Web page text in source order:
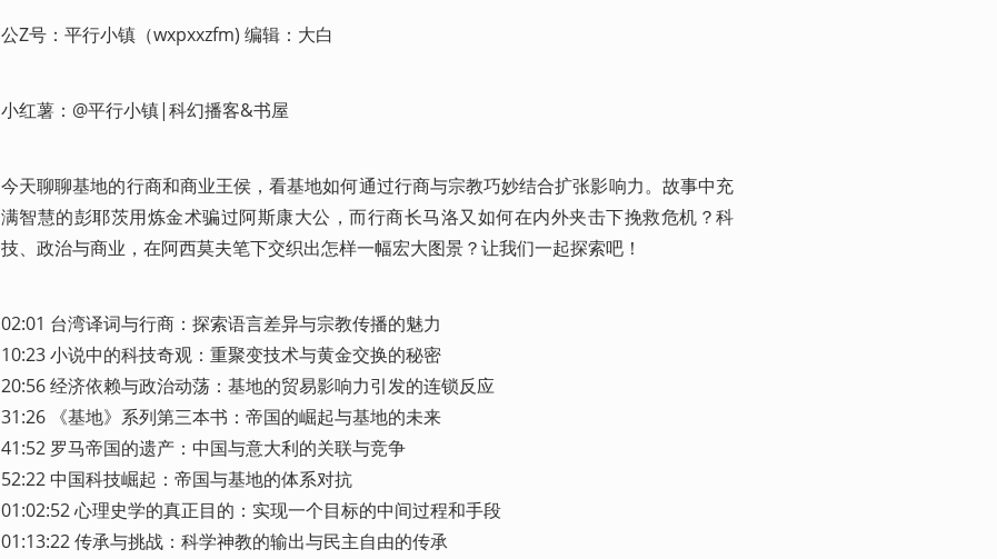
公Z号：平行小镇（wxpxxzfm) 编辑：大白
小红薯：@平行小镇|科幻播客&书屋
今天聊聊基地的行商和商业王侯，看基地如何通过行商与宗教巧妙结合扩张影响力。故事中充
满智慧的彭耶茨用炼金术骗过阿斯康大公，而行商长马洛又如何在内外夹击下挽救危机？科
技、政治与商业，在阿西莫夫笔下交织出怎样一幅宏大图景？让我们一起探索吧！
02:01 台湾译词与行商：探索语言差异与宗教传播的魅力
10:23 小说中的科技奇观：重聚变技术与黄金交换的秘密
20:56 经济依赖与政治动荡：基地的贸易影响力引发的连锁反应
31:26 《基地》系列第三本书：帝国的崛起与基地的未来
41:52 罗马帝国的遗产：中国与意大利的关联与竞争
52:22 中国科技崛起：帝国与基地的体系对抗
01:02:52 心理史学的真正目的：实现一个目标的中间过程和手段
01:13:22 传承与挑战：科学神教的输出与民主自由的传承